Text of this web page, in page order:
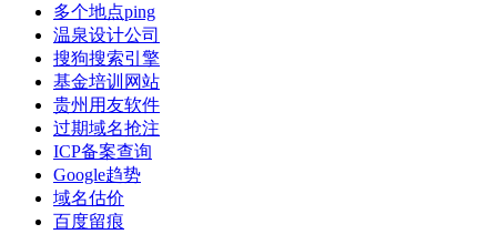
多个地点ping
温泉设计公司
搜狗搜索引擎
基金培训网站
贵州用友软件
过期域名抢注
ICP备案查询
Google趋势
域名估价
百度留痕